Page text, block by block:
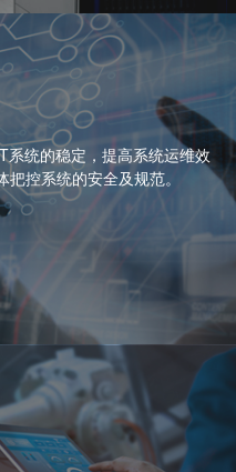
统的稳定，提高系统运维效
控系统的安全及规范。